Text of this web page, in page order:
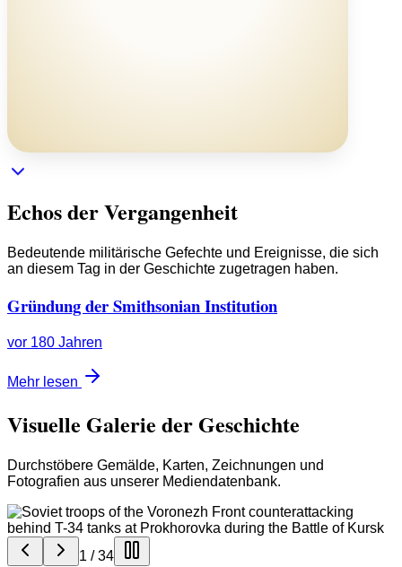
Echos der Vergangenheit
Bedeutende militärische Gefechte und Ereignisse, die sich
an diesem Tag in der Geschichte zugetragen haben.
Gründung der Smithsonian Institution
vor 180 Jahren
Mehr lesen
Visuelle Galerie der Geschichte
Durchstöbere Gemälde, Karten, Zeichnungen und
Fotografien aus unserer Mediendatenbank.
1 /34